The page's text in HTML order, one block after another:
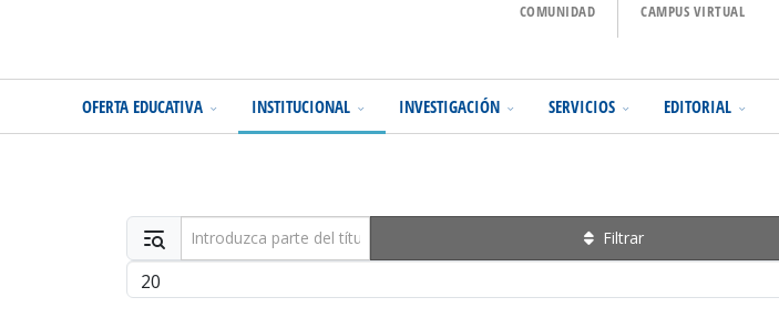
COMUNIDAD CAMPUS VIRTUAL
OFERTA EDUCATIVA INSTITUCIONAL INVESTIGACIÓN SERVICIOS EDITORIAL
Introduzca parte del título Filtrar
Cantidad a mostrar